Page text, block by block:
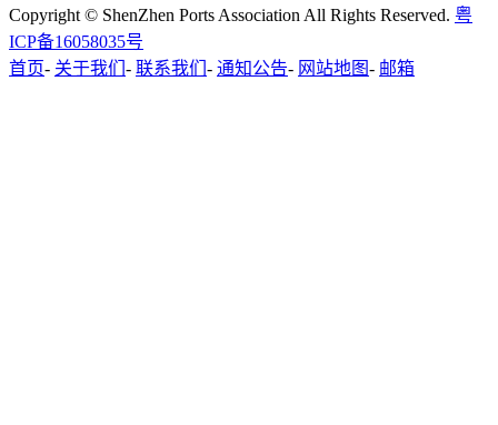
Copyright © ShenZhen Ports Association All Rights Reserved. 粤
ICP备16058035号
首页- 关于我们 - 联系我们 - 通知公告- 网站地图- 邮箱